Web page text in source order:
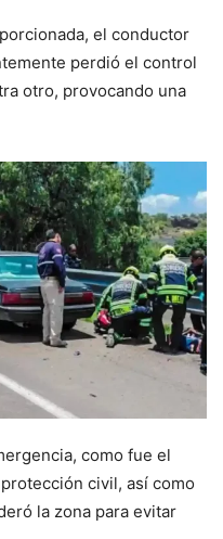
el conductor
perdió el control
otro, provocando una
como fue el
civil, así como
la zona para evitar